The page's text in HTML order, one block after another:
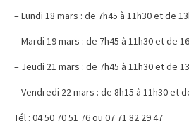
– Lundi 18 mars : de 7h45 à 11h30 et de
– Mardi 19 mars : de 7h45 à 11h30 et de
– Jeudi 21 mars : de 7h45 à 11h30 et de
– Vendredi 22 mars : de 8h15 à 11h30 et
Tél : 04 50 70 51 76 ou 07 71 82 29 47